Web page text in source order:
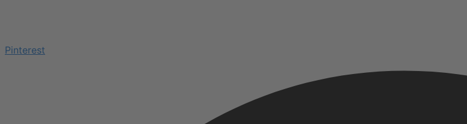
Pinterest